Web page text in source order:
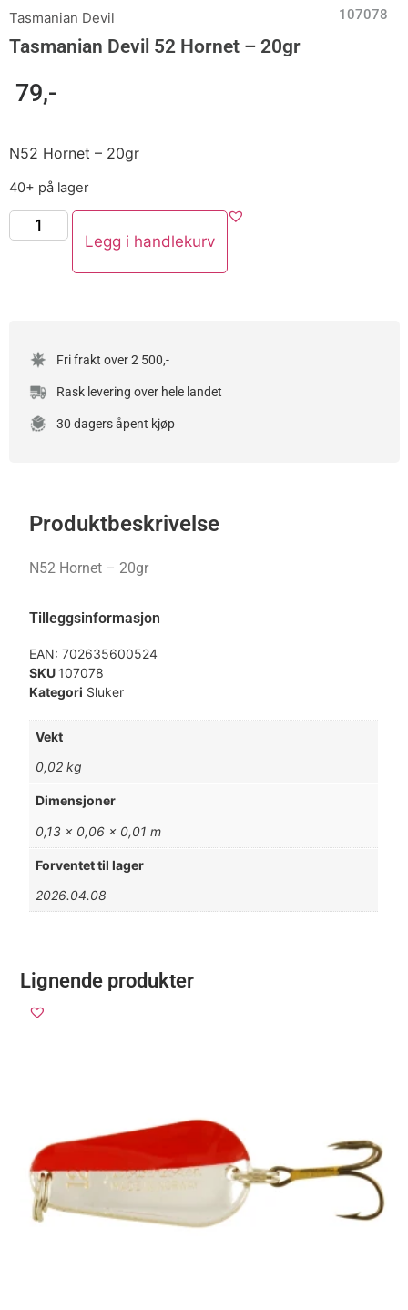
Tasmanian Devil 107078
Tasmanian Devil 52 Hornet – 20gr
79,-
N52 Hornet – 20gr
40+ på lager
Legg i handlekurv
Fri frakt over 2 500,-
Rask levering over hele landet
30 dagers åpent kjøp
Produktbeskrivelse
N52 Hornet – 20gr
Tilleggsinformasjon
EAN:702635600524
SKU 107078
Kategori Sluker
Vekt
0,02 kg
Dimensjoner
0,13 × 0,06 × 0,01 m
Forventet til lager
2026.04.08
Lignende produkter